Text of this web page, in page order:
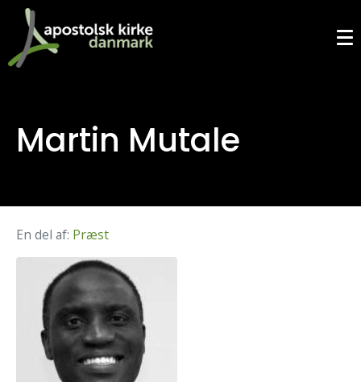
Martin Mutale
En del af: Præst